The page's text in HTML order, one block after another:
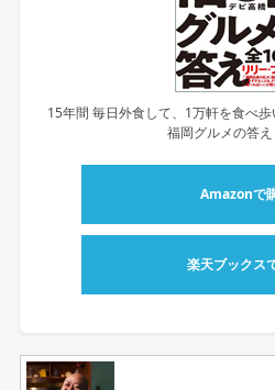
15年間 毎日外食して、1万軒を食べ
福岡グルメの答
Amazonで
楽天ブックス